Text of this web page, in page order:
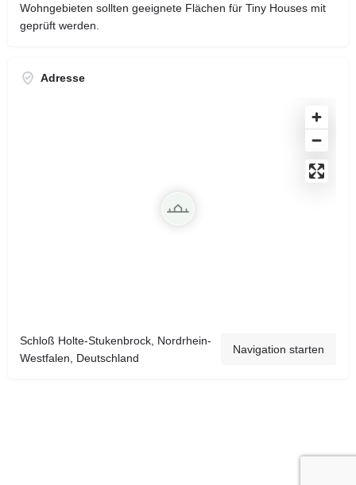
Wohngebieten sollten geeignete Flächen für Tiny Houses mit
geprüft werden.
Adresse
Schloß Holte-Stukenbrock, Nordrhein-
Westfalen, Deutschland
Navigation starten